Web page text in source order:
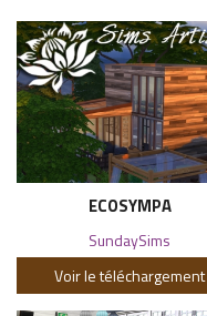
ECOSYMPA
SundaySims
Voir le téléchargement